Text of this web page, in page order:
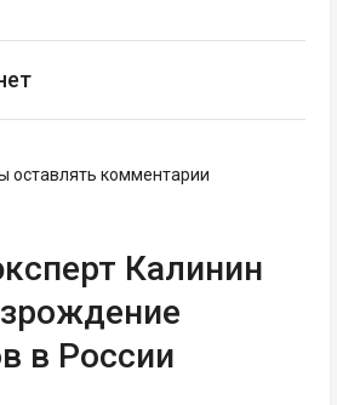
оставлять комментарии
Калинин
в России